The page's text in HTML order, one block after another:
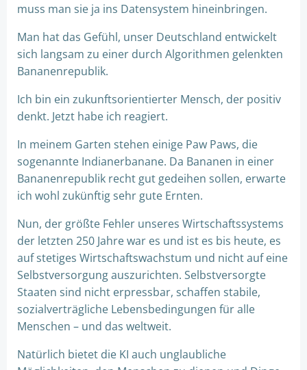
muss man sie ja ins Datensystem hineinbringen.
Man hat das Gefühl, unser Deutschland entwickelt
sich langsam zu einer durch Algorithmen gelenkten
Bananenrepublik.
Ich bin ein zukunftsorientierter Mensch, der positiv
denkt. Jetzt habe ich reagiert.
In meinem Garten stehen einige Paw Paws, die
sogenannte Indianerbanane. Da Bananen in einer
Bananenrepublik recht gut gedeihen sollen, erwarte
ich wohl zukünftig sehr gute Ernten.
Nun, der größte Fehler unseres Wirtschaftssystems
der letzten 250 Jahre war es und ist es bis heute, es
auf stetiges Wirtschaftswachstum und nicht auf eine
Selbstversorgung auszurichten. Selbstversorgte
Staaten sind nicht erpressbar, schaffen stabile,
sozialverträgliche Lebensbedingungen für alle
Menschen – und das weltweit.
Natürlich bietet die KI auch unglaubliche